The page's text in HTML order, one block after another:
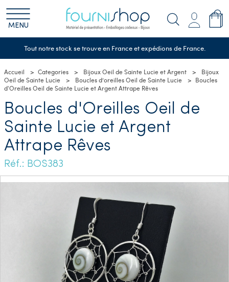
MENU
Tout notre stock se trouve en France et expédions de France.
Accueil Categories Bijoux Oeil de Sainte Lucie et Argent
Bijoux
Oeil de Sainte Lucie
Boucles d’oreilles Oeil de Sainte Lucie
Boucles
d'Oreilles Oeil de Sainte Lucie et Argent Attrape Rêves
Boucles d'Oreilles Oeil de
Sainte Lucie et Argent
Attrape Rêves
Réf.: BOS383